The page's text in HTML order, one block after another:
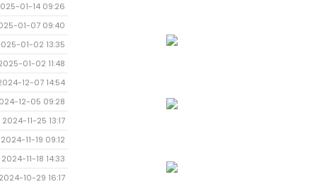
01-14 09:26
01-07 09:40
01-02 13:35
01-02 11:48
12-07 14:54
12-05 09:28
2024-11-25 13:17
2024-11-19 09:12
2024-11-18 14:33
2024-10-29 16:17